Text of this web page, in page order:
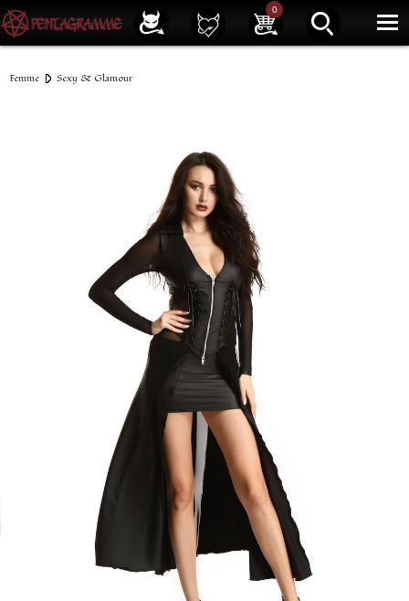
0
Service client 01 40 39 07 94
Newsletter | | Facebook | Instagram
|
Femme Sexy & Glamour